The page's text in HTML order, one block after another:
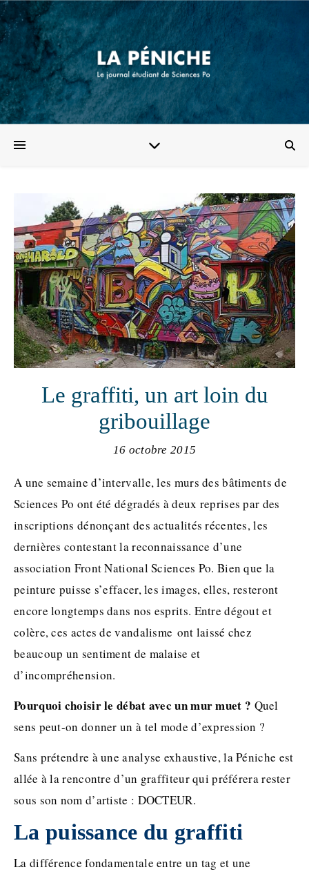
Le graffiti, un art loin du
gribouillage
16 octobre 2015
A une semaine d’intervalle, les murs des bâtiments de
Sciences Po ont été dégradés à deux reprises par des
inscriptions dénonçant des actualités récentes, les
dernières contestant la reconnaissance d’une
association Front National Sciences Po. Bien que la
peinture puisse s’effacer, les images, elles, resteront
encore longtemps dans nos esprits. Entre dégout et
colère, ces actes de vandalisme ont laissé chez
beaucoup un sentiment de malaise et
d’incompréhension.
Pourquoi choisir le débat avec un mur muet ? Quel
sens peut-on donner un à tel mode d’expression ?
Sans prétendre à une analyse exhaustive, la Péniche est
allée à la rencontre d’un graffiteur qui préférera rester
sous son nom d’artiste : DOCTEUR.
La puissance du graffiti
La différence fondamentale entre un tag et une